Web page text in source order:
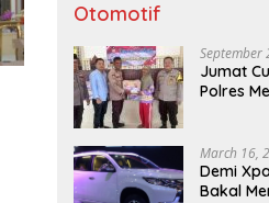
Otomotif
September
Jumat
Polres
March 16,
Demi
Bakal